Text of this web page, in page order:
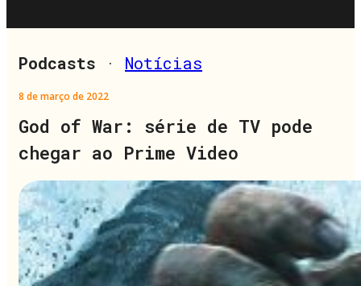
Podcasts · Notícias
8 de março de 2022
God of War: série de TV pode
chegar ao Prime Video